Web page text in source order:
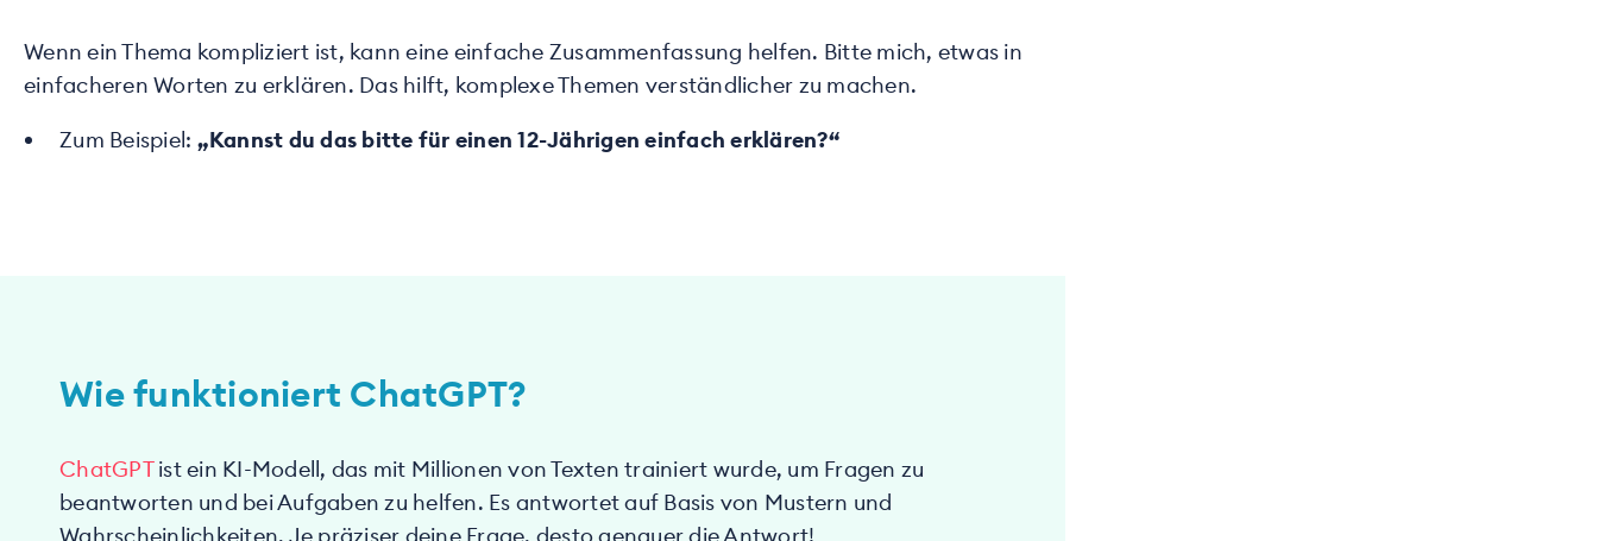
Wenn ein Thema kompliziert ist, kann eine einfache Zusammenfassung helfen. Bitte mich, etwas in
einfacheren Worten zu erklären. Das hilft, komplexe Themen verständlicher zu machen.
Zum Beispiel: „Kannst du das bitte für einen 12-Jährigen einfach erklären?“
Wie funktioniert ChatGPT?
ChatGPTist ein KI-Modell, das mit Millionen von Texten trainiert wurde, um Fragen zu
beantworten und bei Aufgaben zu helfen. Es antwortet auf Basis von Mustern und